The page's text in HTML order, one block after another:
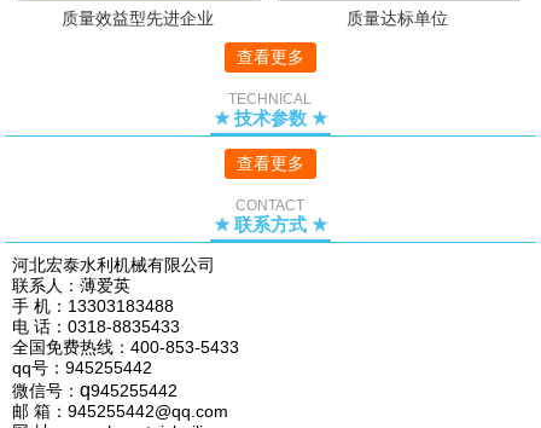
质量效益型先进企业 质量达标单位
查看更多
TECHNICAL
★ 技术参数 ★
查看更多
CONTACT
★ 联系方式 ★
河北宏泰水利机械有限公司
联系人：薄爱英
手 机：13303183488
电 话：0318-8835433
全国免费热线：400-853-5433
qq号：945255442
微信号： q945255442
邮 箱：945255442@qq.com